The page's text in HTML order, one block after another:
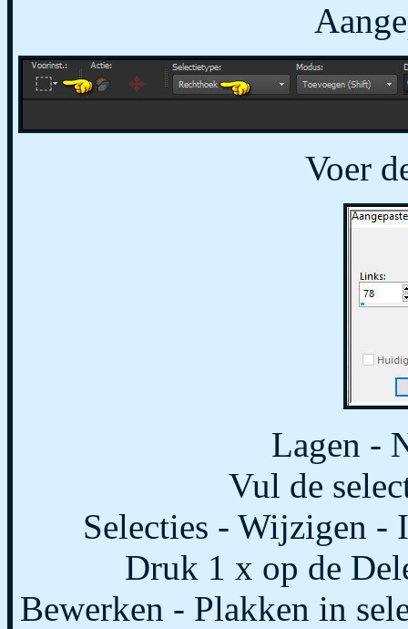
Voer
Lagen -
Vul de
Selecties - Wijzigen -
Druk 1 x op de
Bewerken - Plakken in